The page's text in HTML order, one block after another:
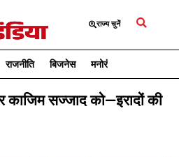
राज्य चुनें
राजनीति बिजनेस मनोरंजन
काजिम सज्जाद को—इरादों की